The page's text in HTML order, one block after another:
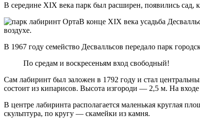
В середине XIX века парк был расширен, появились
В конце XIX века усадьба
воздухе.
В 1967 году семейство Десвалльсов передало парк
По средам и воскресеньям вход свободный!
Сам лабиринт был заложен в 1792 году и стал
состоит из кипарисов. Высота изгороди — 2,5 м. На
В центре лабиринта располагается маленькая круглая
скульптура, по кругу — скамейки из камня.